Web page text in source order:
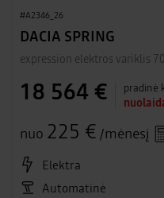
#A2346_26
DACIA SPRING
expression elektros variklis
18 564 € pradinė
nuo 225 € /mėnesį
Elektra
Automatinė